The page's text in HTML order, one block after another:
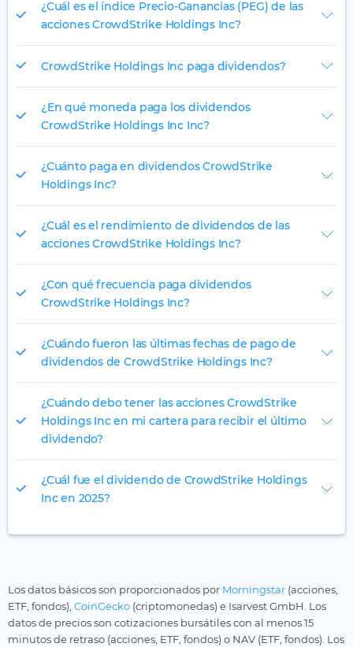
¿Cuál es el índice Precio-Ganancias (PEG) de las
acciones CrowdStrike Holdings Inc?
CrowdStrike Holdings Inc paga dividendos?
¿En qué moneda paga los dividendos
CrowdStrike Holdings Inc Inc?
¿Cuánto paga en dividendos CrowdStrike
Holdings Inc?
¿Cuál es el rendimiento de dividendos de las
acciones CrowdStrike Holdings Inc?
¿Con qué frecuencia paga dividendos
CrowdStrike Holdings Inc?
¿Cuándo fueron las últimas fechas de pago de
dividendos de CrowdStrike Holdings Inc?
¿Cuándo debo tener las acciones CrowdStrike
Holdings Inc en mi cartera para recibir el último
dividendo?
¿Cuál fue el dividendo de CrowdStrike Holdings
Inc en 2025?
Los datos básicos son proporcionados por Morningstar (acciones,
ETF, fondos), CoinGecko (criptomonedas) e Isarvest GmbH. Los
datos de precios son cotizaciones bursátiles con al menos 15
minutos de retraso (acciones, ETF, fondos) o NAV (ETF, fondos). Los